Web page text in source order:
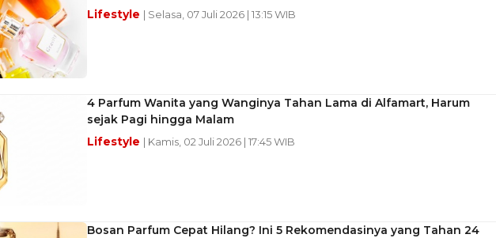
Lifestyle | Selasa, 07 Juli 2026 | 13:15 WIB
4 Parfum Wanita yang Wanginya Tahan Lama di Alfamart, Harum
sejak Pagi hingga Malam
Lifestyle | Kamis, 02 Juli 2026 | 17:45 WIB
Bosan Parfum Cepat Hilang? Ini 5 Rekomendasinya yang Tahan 24